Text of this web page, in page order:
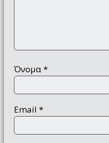
Όνομα*
Email *